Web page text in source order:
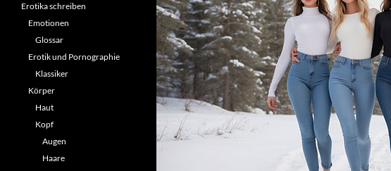
Erotika schreiben
Emotionen
Glossar
Erotik und Pornographie
Klassiker
Körper
Haut
Kopf
Augen
Haare